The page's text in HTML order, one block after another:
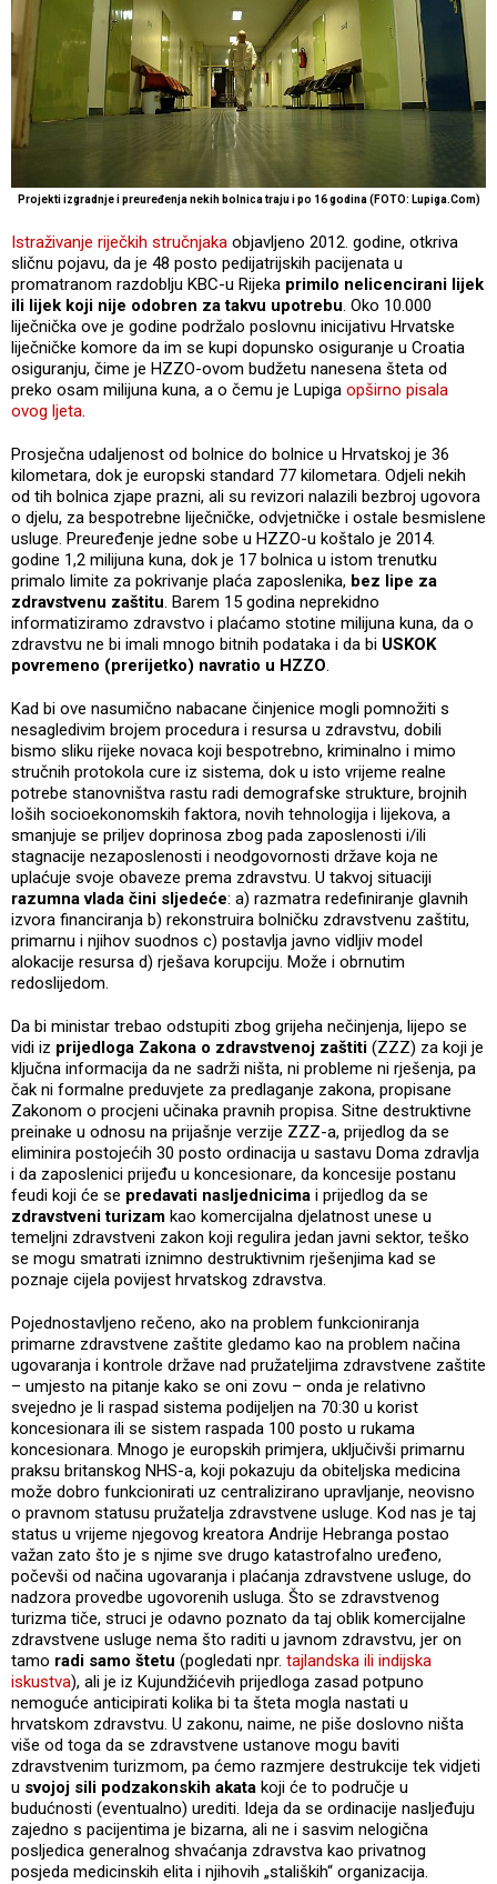
Projekti izgradnje i preuređenja nekih bolnica traju i po 16 godina (FOTO: Lupiga.Com)
Istraživanje riječkih stručnjaka objavljeno 2012. godine, otkriva
sličnu pojavu, da je 48 posto pedijatrijskih pacijenata u
promatranom razdoblju KBC-u Rijeka primilo nelicencirani lijek
ili lijek koji nije odobren za takvu upotrebu. Oko 10.000
liječnička ove je godine podržalo poslovnu inicijativu Hrvatske
liječničke komore da im se kupi dopunsko osiguranje u Croatia
osiguranju, čime je HZZO-ovom budžetu nanesena šteta od
preko osam milijuna kuna, a o čemu je Lupiga opširno pisala
ovog ljeta.
Prosječna udaljenost od bolnice do bolnice u Hrvatskoj je 36
kilometara, dok je europski standard 77 kilometara. Odjeli nekih
od tih bolnica zjape prazni, ali su revizori nalazili bezbroj ugovora
o djelu, za bespotrebne liječničke, odvjetničke i ostale besmislene
usluge. Preuređenje jedne sobe u HZZO-u koštalo je 2014.
godine 1,2 milijuna kuna, dok je 17 bolnica u istom trenutku
primalo limite za pokrivanje plaća zaposlenika, bez lipe za
zdravstvenu zaštitu. Barem 15 godina neprekidno
informatiziramo zdravstvo i plaćamo stotine milijuna kuna, da o
zdravstvu ne bi imali mnogo bitnih podataka i da bi USKOK
povremeno (prerijetko) navratio u HZZO.
Kad bi ove nasumično nabacane činjenice mogli pomnožiti s
nesagledivim brojem procedura i resursa u zdravstvu, dobili
bismo sliku rijeke novaca koji bespotrebno, kriminalno i mimo
stručnih protokola cure iz sistema, dok u isto vrijeme realne
potrebe stanovništva rastu radi demografske strukture, brojnih
loših socioekonomskih faktora, novih tehnologija i lijekova, a
smanjuje se priljev doprinosa zbog pada zaposlenosti i/ili
stagnacije nezaposlenosti i neodgovornosti države koja ne
uplaćuje svoje obaveze prema zdravstvu. U takvoj situaciji
razumna vlada čini sljedeće: a) razmatra redefiniranje glavnih
izvora financiranja b) rekonstruira bolničku zdravstvenu zaštitu,
primarnu i njihov suodnos c) postavlja javno vidljiv model
alokacije resursa d) rješava korupciju. Može i obrnutim
redoslijedom.
Da bi ministar trebao odstupiti zbog grijeha nečinjenja, lijepo se
vidi iz prijedloga Zakona o zdravstvenoj zaštiti (ZZZ) za koji je
ključna informacija da ne sadrži ništa, ni probleme ni rješenja, pa
čak ni formalne preduvjete za predlaganje zakona, propisane
Zakonom o procjeni učinaka pravnih propisa. Sitne destruktivne
preinake u odnosu na prijašnje verzije ZZZ-a, prijedlog da se
eliminira postojećih 30 posto ordinacija u sastavu Doma zdravlja
i da zaposlenici prijeđu u koncesionare, da koncesije postanu
feudi koji će se predavati nasljednicima i prijedlog da se
zdravstveni turizam kao komercijalna djelatnost unese u
temeljni zdravstveni zakon koji regulira jedan javni sektor, teško
se mogu smatrati iznimno destruktivnim rješenjima kad se
poznaje cijela povijest hrvatskog zdravstva.
Pojednostavljeno rečeno, ako na problem funkcioniranja
primarne zdravstvene zaštite gledamo kao na problem načina
ugovaranja i kontrole države nad pružateljima zdravstvene zaštite
– umjesto na pitanje kako se oni zovu – onda je relativno
svejedno je li raspad sistema podijeljen na 70:30 u korist
koncesionara ili se sistem raspada 100 posto u rukama
koncesionara. Mnogo je europskih primjera, uključivši primarnu
praksu britanskog NHS-a, koji pokazuju da obiteljska medicina
može dobro funkcionirati uz centralizirano upravljanje, neovisno
o pravnom statusu pružatelja zdravstvene usluge. Kod nas je taj
status u vrijeme njegovog kreatora Andrije Hebranga postao
važan zato što je s njime sve drugo katastrofalno uređeno,
počevši od načina ugovaranja i plaćanja zdravstvene usluge, do
nadzora provedbe ugovorenih usluga. Što se zdravstvenog
turizma tiče, struci je odavno poznato da taj oblik komercijalne
zdravstvene usluge nema što raditi u javnom zdravstvu, jer on
tamo radi samo štetu (pogledati npr. tajlandska ili indijska
iskustva), ali je iz Kujundžićevih prijedloga zasad potpuno
nemoguće anticipirati kolika bi ta šteta mogla nastati u
hrvatskom zdravstvu. U zakonu, naime, ne piše doslovno ništa
više od toga da se zdravstvene ustanove mogu baviti
zdravstvenim turizmom, pa ćemo razmjere destrukcije tek vidjeti
u svojoj sili podzakonskih akata koji će to područje u
budućnosti (eventualno) urediti. Ideja da se ordinacije nasljeđuju
zajedno s pacijentima je bizarna, ali ne i sasvim nelogična
posljedica generalnog shvaćanja zdravstva kao privatnog
posjeda medicinskih elita i njihovih „staliških“ organizacija.